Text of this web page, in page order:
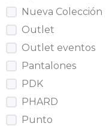
Nueva Colección
Outlet
Outlet eventos
Pantalones
PDK
PHARD
Punto